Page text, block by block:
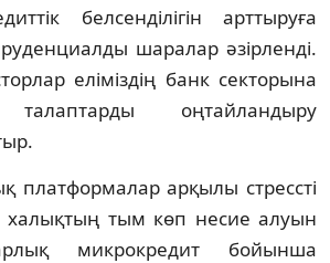
белсенділігін арттыруға
шаралар әзірленді.
еліміздің банк секторына
оңтайландыру
платформалар арқылы стрессті
халықтың тым көп несие алуын
микрокредит бойынша